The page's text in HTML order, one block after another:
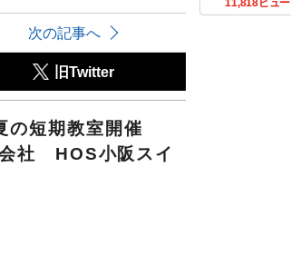
次の記事へ
旧Twitter
の短期教室開催
社 HOS小阪スイ
11,818ビュー